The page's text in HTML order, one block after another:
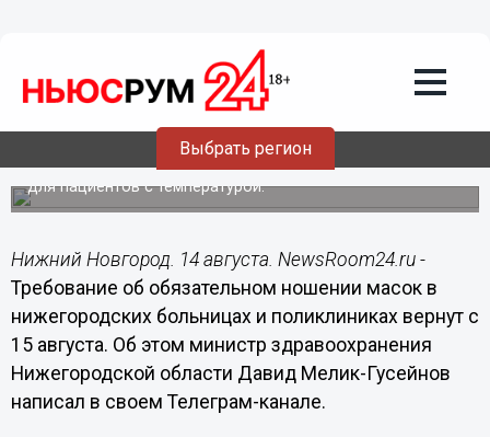
Выбрать регион
Масочный режим вернут в
нижегородские медучреждения с 15
августа
Также вновь должен быть организован отдельный вход
для пациентов с температурой.
Нижний Новгород. 14 августа. NewsRoom24.ru -
Требование об обязательном ношении масок в
нижегородских больницах и поликлиниках вернут с
15 августа. Об этом министр здравоохранения
Нижегородской области Давид Мелик-Гусейнов
написал в своем Телеграм-канале.